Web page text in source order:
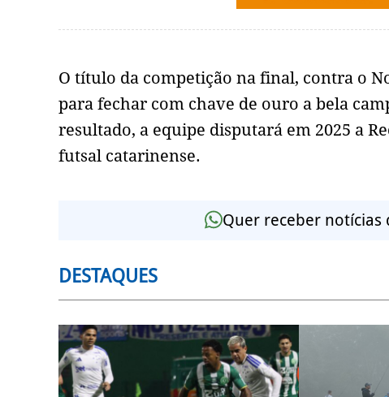
O título da competição na final, contra o
para fechar com chave de ouro a bela
resultado, a equipe disputará em 2025 a
futsal catarinense.
Quer receber notícias
DESTAQUES